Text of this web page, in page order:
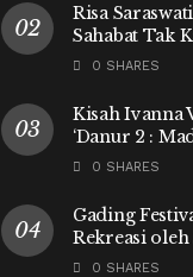
Risa
Sahabat Tak
0 SHARES
Kisah Ivanna
‘Danur 2 :
0 SHARES
Gading
Rekreasi oleh
0 SHARES